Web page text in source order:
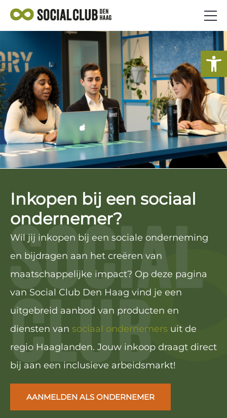
SOCIAAL ONDERNEMEN
VEELGESTELDE VRAGEN
NIEUWS
AANMELDEN ALS ONDERNEMER
Inkopen bij een sociaal
ondernemer?
Wil jij inkopen bij een sociale onderneming
en bijdragen aan het creëren van
maatschappelijke impact? Op deze pagina
van Social Club Den Haag vind je een
uitgebreid aanbod van producten en
diensten van sociaal ondernemers uit de
regio Haaglanden. Jouw inkoop draagt direct
bij aan een inclusieve arbeidsmarkt!
AANMELDEN ALS ONDERNEMER